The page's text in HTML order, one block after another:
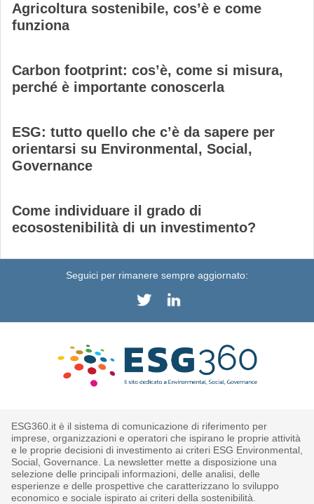
Agricoltura sostenibile, cos’è e come
funziona
Carbon footprint: cos’è, come si misura,
perché è importante conoscerla
ESG: tutto quello che c’è da sapere per
orientarsi su Environmental, Social,
Governance
Come individuare il grado di
ecosostenibilità di un investimento?
Seguici per rimanere sempre aggiornato:
ESG360.it è il sistema di comunicazione di riferimento per
imprese, organizzazioni e operatori che ispirano le proprie attività
e le proprie decisioni di investimento ai criteri ESG Environmental,
Social, Governance. La newsletter mette a disposizione una
selezione delle principali informazioni, delle analisi, delle
esperienze e delle prospettive che caratterizzano lo sviluppo
economico e sociale ispirato ai criteri della sostenibilità.